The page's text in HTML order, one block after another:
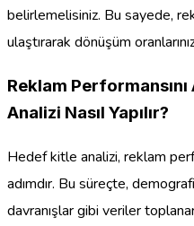
belirlemelisiniz. Bu sayede,
ulaştırarak dönüşüm
Reklam
Analizi Nasıl Yapılır?
Hedef kitle analizi, reklam
adımdır. Bu süreçte,
davranışlar gibi veriler